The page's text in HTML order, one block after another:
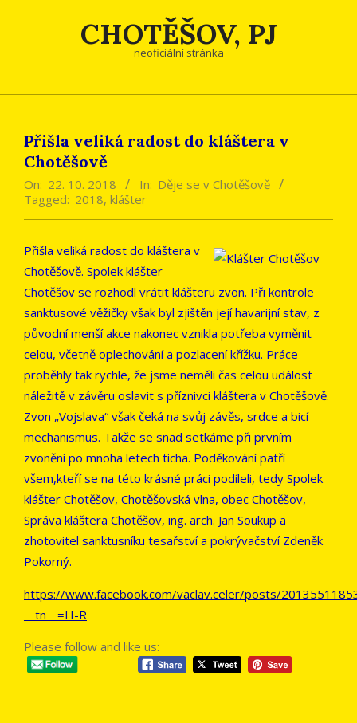
CHOTĚŠOV, PJ
neoficiální stránka
Přišla veliká radost do kláštera v
Chotěšově
On: 22. 10. 2018 In: Děje se v Chotěšově
Tagged: 2018, klášter
Přišla veliká radost do kláštera v
Chotěšově. Spolek klášter
Chotěšov se rozhodl vrátit klášteru zvon. Při kontrole
sanktusové věžičky však byl zjištěn její havarijní stav, z
původní menší akce nakonec vznikla potřeba vyměnit
celou, včetně oplechování a pozlacení křížku. Práce
proběhly tak rychle, že jsme neměli čas celou událost
náležitě v závěru oslavit s příznivci kláštera v Chotěšově.
Zvon „Vojslava“ však čeká na svůj závěs, srdce a bicí
mechanismus. Takže se snad setkáme při prvním
zvonění po mnoha letech ticha. Poděkování patří
všem,kteří se na této krásné práci podíleli, tedy Spolek
klášter Chotěšov, Chotěšovská vlna, obec Chotěšov,
Správa kláštera Chotěšov, ing. arch. Jan Soukup a
zhotovitel sanktusníku tesařství a pokrývačství Zdeněk
Pokorný.
https://www.facebook.com/vaclav.celer/posts/
__tn__=H-R
Please follow and like us: